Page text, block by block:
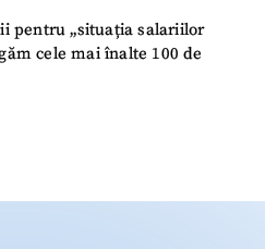
pentru „situația salariilor
cele mai înalte 100 de